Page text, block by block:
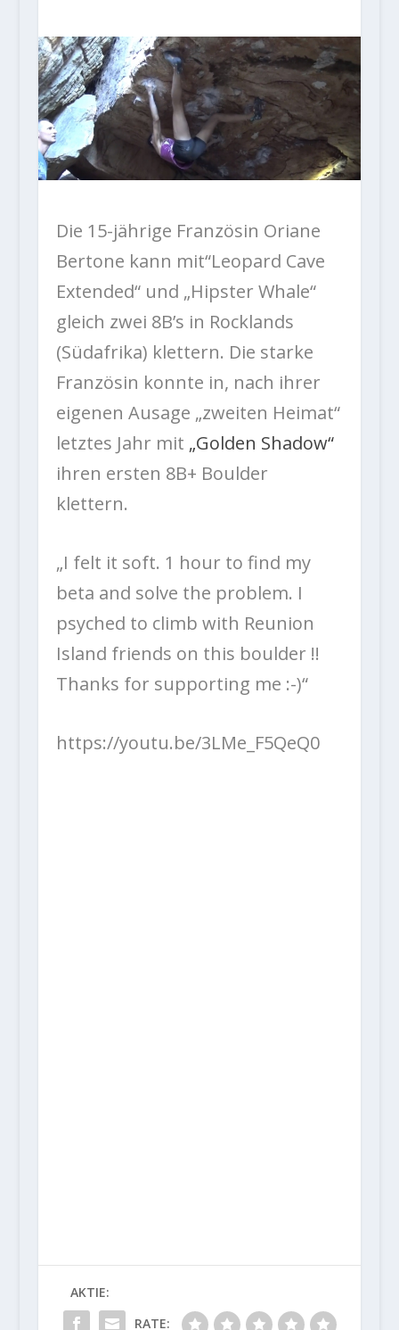
Die 15-jährige Französin Oriane
Bertone kann mit“Leopard Cave
Extended“ und „Hipster Whale“
gleich zwei 8B’s in Rocklands
(Südafrika) klettern. Die starke
Französin konnte in, nach ihrer
eigenen Ausage „zweiten Heimat“
letztes Jahr mit „Golden Shadow“
ihren ersten 8B+ Boulder
klettern.
„I felt it soft. 1 hour to find my
beta and solve the problem. I
psyched to climb with Reunion
Island friends on this boulder !!
Thanks for supporting me :-)“
https://youtu.be/3LMe_F5QeQ0
AKTIE:
RATE: